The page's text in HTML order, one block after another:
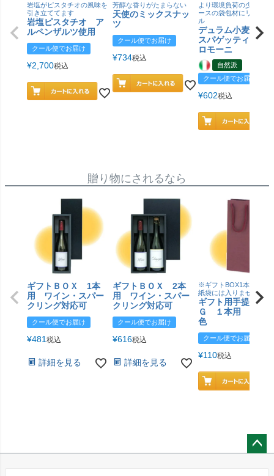
岩塩がピスタチオの風味を
引き立ててます
岩塩ピスタチオ ア
ルペンザルツ使用
クール便でお届け
¥2,700税込
芳醇な香りがたまらない
天使のミックスナッ
ツ
クール便でお届け
¥734税込
より環境負荷の少ない紙
ースの袋包材にリニュー
ル
デュラム小麦 有
スパゲッティ／ジ
ロモーニ
自然派
クール便でお届け
¥602税込
贈り物にされるなら
ギフトＢＯＸ 1本
用 ワイン・スパー
クリング対応可
クール便でお届け
¥481税込
詳細を見る
ギフトＢＯＸ 2本
用 ワイン・スパー
クリング対応可
クール便でお届け
¥616税込
詳細を見る
※ギフトBOX1本用はこ
紙袋には入りません
ギフト用手提げＢ
Ｇ １本用 エン
色
クール便でお届け
¥110税込